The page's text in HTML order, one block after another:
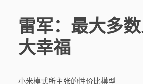
雷军：最大多
大幸福
小米模式所主张的性价比模型